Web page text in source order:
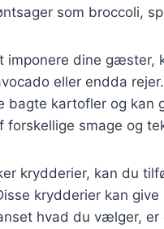
som broccoli,
imponere dine gæster,
eller endda
bagte kartofler og kan
forskellige smage og
krydderier, kan du
krydderier kan
hvad du vælger,